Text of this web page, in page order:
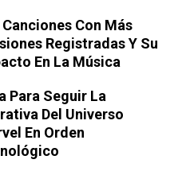
Canciones Con Más
Registradas Y Su
En La Música
Para Seguir La
Del Universo
En Orden